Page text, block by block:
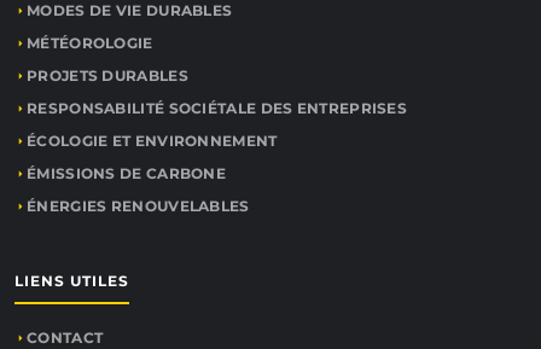
MODES DE VIE DURABLES
MÉTÉOROLOGIE
PROJETS DURABLES
RESPONSABILITÉ SOCIÉTALE DES ENTREPRISES
ÉCOLOGIE ET ENVIRONNEMENT
ÉMISSIONS DE CARBONE
ÉNERGIES RENOUVELABLES
LIENS UTILES
CONTACT